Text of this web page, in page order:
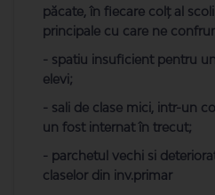
păcate, în fiecare colț al
principale cu care ne
- spatiu insuficient pentru
elevi;
- sali de clase mici, intr-un
un fost internat în trecut;
- parchetul vechi si
claselor din inv.primar